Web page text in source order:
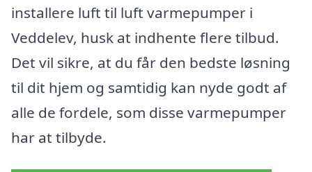
installere luft til luft varmepumper i
Veddelev, husk at indhente flere tilbud.
Det vil sikre, at du får den bedste løsning
til dit hjem og samtidig kan nyde godt af
alle de fordele, som disse varmepumper
har at tilbyde.